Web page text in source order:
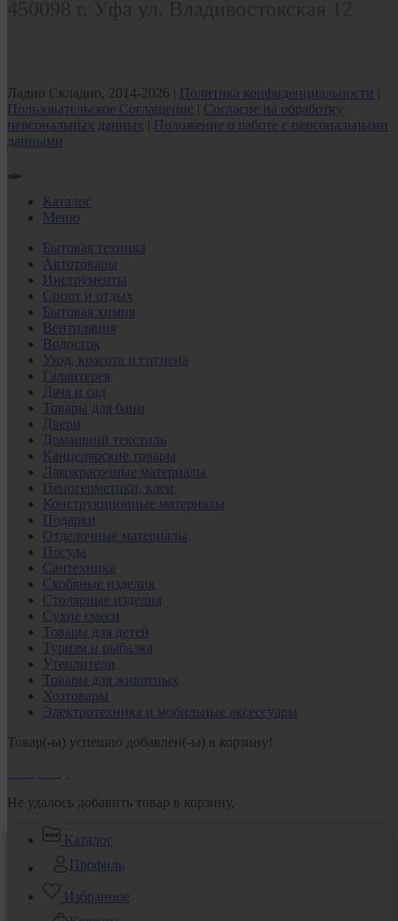
Ладно Складно, 2014-2026 | Политика конфиденциальности |
Пользовательское Соглашение | Согласие на обработку
персональных данных | Положение о работе с персональными
данными
Каталог
Меню
Бытовая техника
Автотовары
Инструменты
Спорт и отдых
Бытовая химия
Вентиляция
Водосток
Уход, красота и гигиена
Галантерея
Дача и сад
Товары для бани
Двери
Домашний текстиль
Канцелярские товары
Лакокрасочные материалы
Пеногерметики, клеи
Конструкционные материалы
Подарки
Отделочные материалы
Посуда
Сантехника
Скобяные изделия
Столярные изделия
Сухие смеси
Товары для детей
Туризм и рыбалка
Утеплители
Товары для животных
Хозтовары
Электротехника и мобильные аксессуары
Товар(-ы) успешно добавлен(-ы) в корзину!
Не удалось добавить товар в корзину.
Каталог
Профиль
Избранное